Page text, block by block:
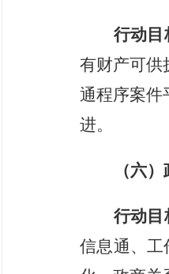
行动目
有财产可供
通程序案件
进。
（六
行动目
信息通、工